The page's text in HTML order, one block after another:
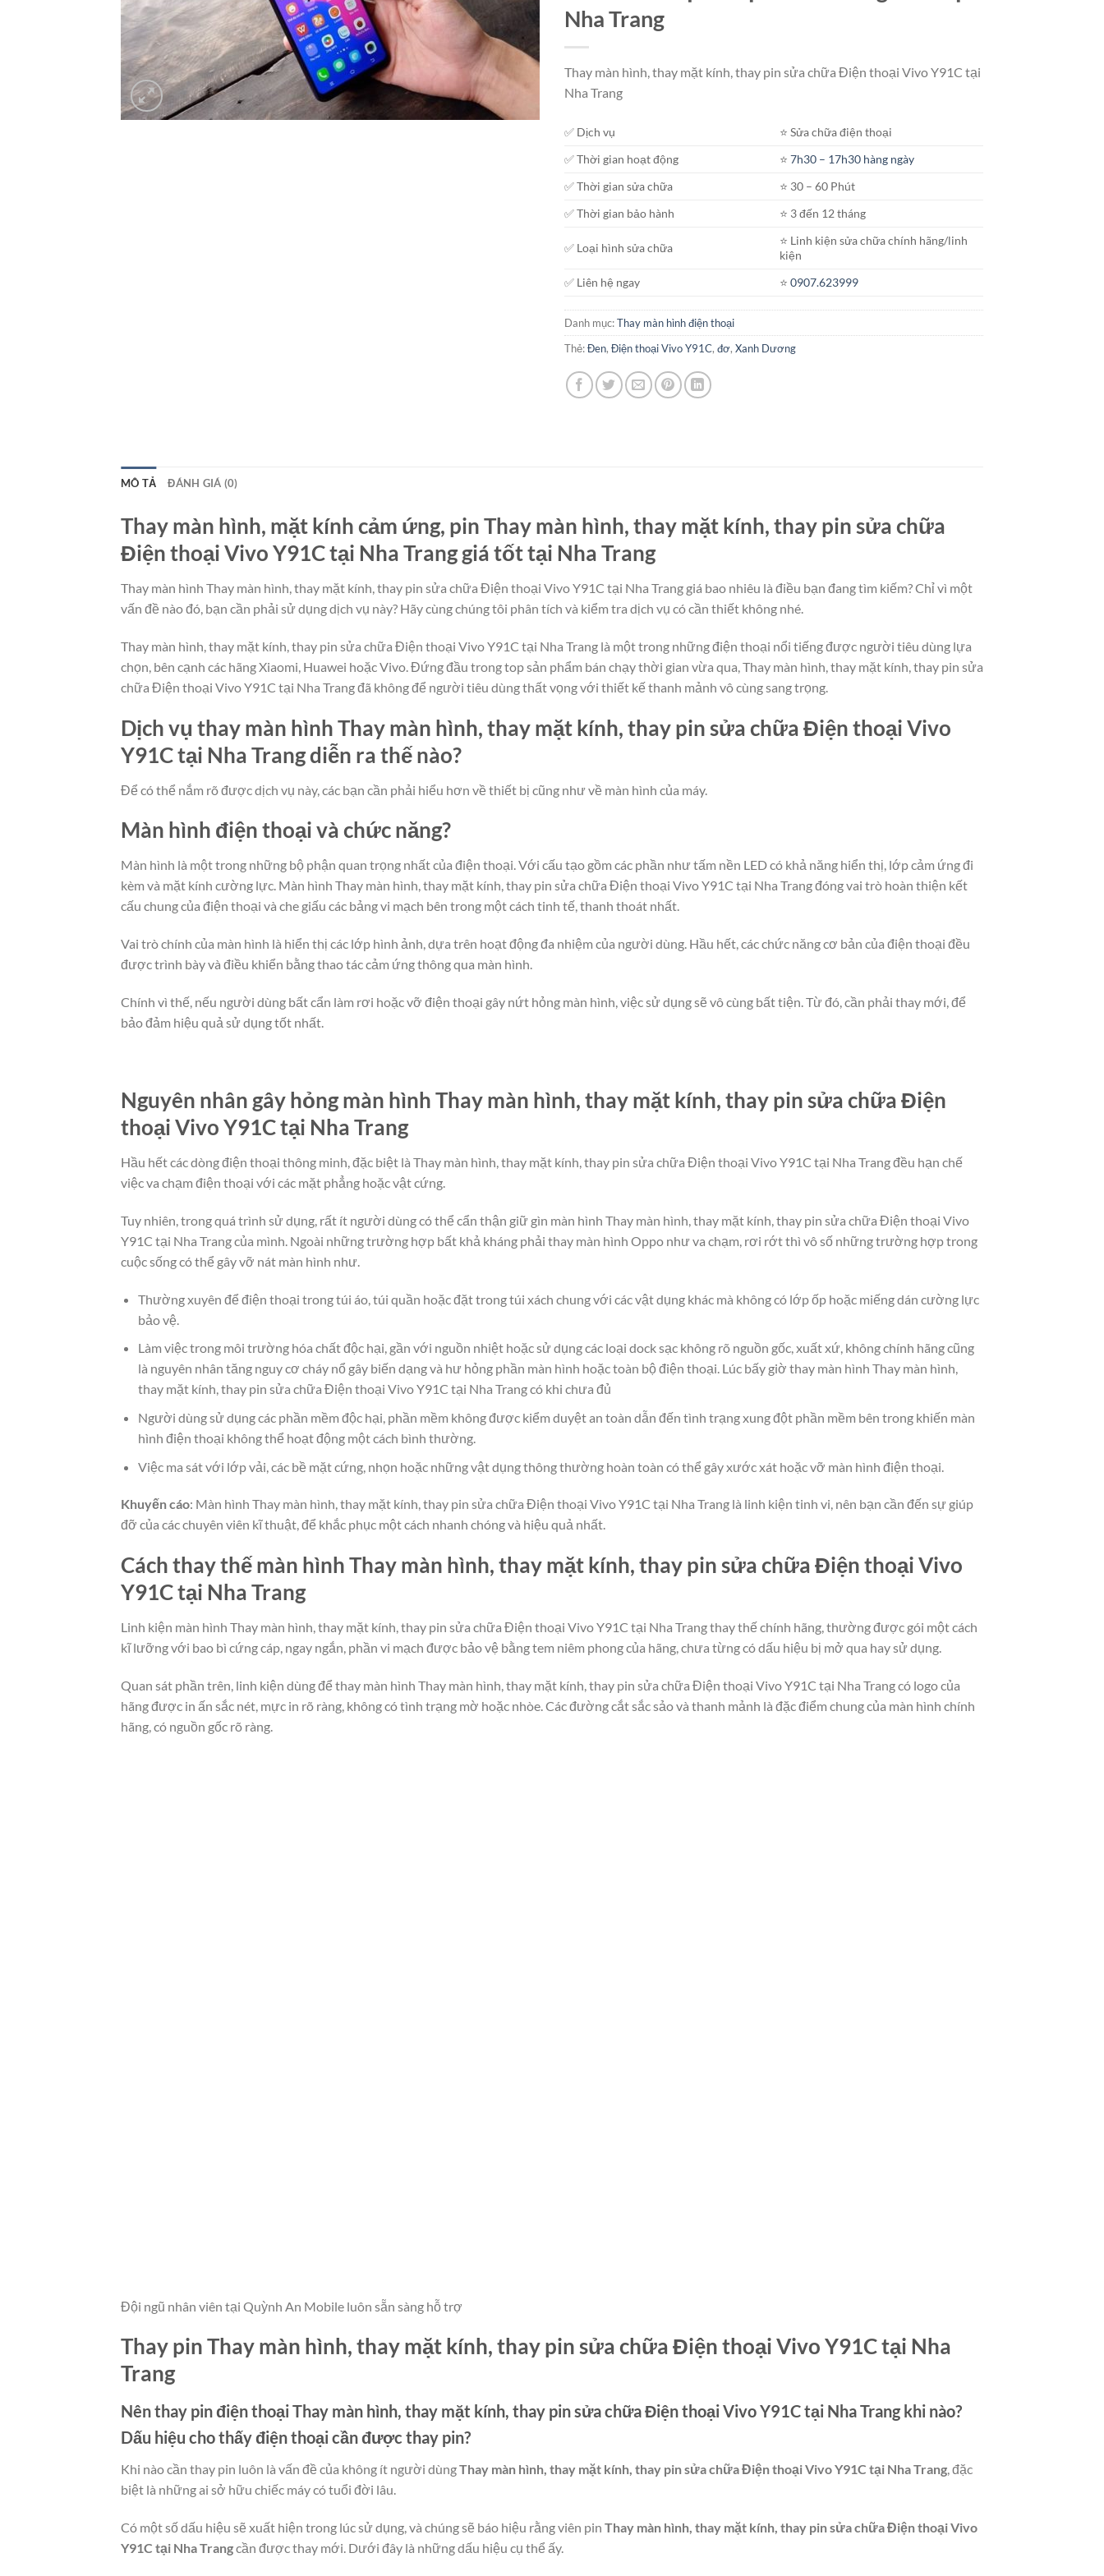
Nha Trang
Thay màn hình, thay mặt kính, thay pin sửa chữa Điện thoại Vivo Y91C tại
Nha Trang
✅ Dịch vụ
⭐️ Sửa chữa điện thoại
✅ Thời gian hoạt động
⭐️7h30 – 17h30 hàng ngày
✅ Thời gian sửa chữa
⭐️ 30 – 60 Phút
✅ Thời gian bảo hành
⭐️ 3 đến 12 tháng
✅ Loại hình sửa chữa
⭐️ Linh kiện sửa chữa chính hãng/linh
kiện
✅ Liên hệ ngay
⭐️0907.623999
Danh mục:Thay màn hình điện thoại
Thẻ:Đen, Điện thoại Vivo Y91C, đơ, Xanh Dương
MÔ TẢ ĐÁNH GIÁ (0)
Thay màn hình, mặt kính cảm ứng, pin Thay màn hình, thay mặt kính, thay pin sửa chữa
Điện thoại Vivo Y91C tại Nha Trang giá tốt tại Nha Trang
Thay màn hình Thay màn hình, thay mặt kính, thay pin sửa chữa Điện thoại Vivo Y91C tại Nha Trang giá bao nhiêu là điều bạn đang tìm kiếm? Chỉ vì một
vấn đề nào đó, bạn cần phải sử dụng dịch vụ này? Hãy cùng chúng tôi phân tích và kiểm tra dịch vụ có cần thiết không nhé.
Thay màn hình, thay mặt kính, thay pin sửa chữa Điện thoại Vivo Y91C tại Nha Trang là một trong những điện thoại nổi tiếng được người tiêu dùng lựa
chọn, bên cạnh các hãng Xiaomi, Huawei hoặc Vivo. Đứng đầu trong top sản phẩm bán chạy thời gian vừa qua, Thay màn hình, thay mặt kính, thay pin sửa
chữa Điện thoại Vivo Y91C tại Nha Trang đã không để người tiêu dùng thất vọng với thiết kế thanh mảnh vô cùng sang trọng.
Dịch vụ thay màn hình Thay màn hình, thay mặt kính, thay pin sửa chữa Điện thoại Vivo
Y91C tại Nha Trang diễn ra thế nào?
Để có thể nắm rõ được dịch vụ này, các bạn cần phải hiểu hơn về thiết bị cũng như về màn hình của máy.
Màn hình điện thoại và chức năng?
Màn hình là một trong những bộ phận quan trọng nhất của điện thoại. Với cấu tạo gồm các phần như tấm nền LED có khả năng hiển thị, lớp cảm ứng đi
kèm và mặt kính cường lực. Màn hình Thay màn hình, thay mặt kính, thay pin sửa chữa Điện thoại Vivo Y91C tại Nha Trang đóng vai trò hoàn thiện kết
cấu chung của điện thoại và che giấu các bảng vi mạch bên trong một cách tinh tế, thanh thoát nhất.
Vai trò chính của màn hình là hiển thị các lớp hình ảnh, dựa trên hoạt động đa nhiệm của người dùng. Hầu hết, các chức năng cơ bản của điện thoại đều
được trình bày và điều khiển bằng thao tác cảm ứng thông qua màn hình.
Chính vì thế, nếu người dùng bất cẩn làm rơi hoặc vỡ điện thoại gây nứt hỏng màn hình, việc sử dụng sẽ vô cùng bất tiện. Từ đó, cần phải thay mới, để
bảo đảm hiệu quả sử dụng tốt nhất.
Nguyên nhân gây hỏng màn hình Thay màn hình, thay mặt kính, thay pin sửa chữa Điện
thoại Vivo Y91C tại Nha Trang
Hầu hết các dòng điện thoại thông minh, đặc biệt là Thay màn hình, thay mặt kính, thay pin sửa chữa Điện thoại Vivo Y91C tại Nha Trang đều hạn chế
việc va chạm điện thoại với các mặt phẳng hoặc vật cứng.
Tuy nhiên, trong quá trình sử dụng, rất ít người dùng có thể cẩn thận giữ gìn màn hình Thay màn hình, thay mặt kính, thay pin sửa chữa Điện thoại Vivo
Y91C tại Nha Trang của mình. Ngoài những trường hợp bất khả kháng phải thay màn hình Oppo như va chạm, rơi rớt thì vô số những trường hợp trong
cuộc sống có thể gây vỡ nát màn hình như.
Thường xuyên để điện thoại trong túi áo, túi quần hoặc đặt trong túi xách chung với các vật dụng khác mà không có lớp ốp hoặc miếng dán cường lực
bảo vệ.
Làm việc trong môi trường hóa chất độc hại, gần với nguồn nhiệt hoặc sử dụng các loại dock sạc không rõ nguồn gốc, xuất xứ, không chính hãng cũng
là nguyên nhân tăng nguy cơ cháy nổ gây biến dạng và hư hỏng phần màn hình hoặc toàn bộ điện thoại. Lúc bấy giờ thay màn hình Thay màn hình,
thay mặt kính, thay pin sửa chữa Điện thoại Vivo Y91C tại Nha Trang có khi chưa đủ
Người dùng sử dụng các phần mềm độc hại, phần mềm không được kiểm duyệt an toàn dẫn đến tình trạng xung đột phần mềm bên trong khiến màn
hình điện thoại không thể hoạt động một cách bình thường.
Việc ma sát với lớp vải, các bề mặt cứng, nhọn hoặc những vật dụng thông thường hoàn toàn có thể gây xước xát hoặc vỡ màn hình điện thoại.
Khuyến cáo: Màn hình Thay màn hình, thay mặt kính, thay pin sửa chữa Điện thoại Vivo Y91C tại Nha Trang là linh kiện tinh vi, nên bạn cần đến sự giúp
đỡ của các chuyên viên kĩ thuật, để khắc phục một cách nhanh chóng và hiệu quả nhất.
Cách thay thế màn hình Thay màn hình, thay mặt kính, thay pin sửa chữa Điện thoại Vivo
Y91C tại Nha Trang
Linh kiện màn hình Thay màn hình, thay mặt kính, thay pin sửa chữa Điện thoại Vivo Y91C tại Nha Trang thay thế chính hãng, thường được gói một cách
kĩ lưỡng với bao bì cứng cáp, ngay ngắn, phần vi mạch được bảo vệ bằng tem niêm phong của hãng, chưa từng có dấu hiệu bị mở qua hay sử dụng.
Quan sát phần trên, linh kiện dùng để thay màn hình Thay màn hình, thay mặt kính, thay pin sửa chữa Điện thoại Vivo Y91C tại Nha Trang có logo của
hãng được in ấn sắc nét, mực in rõ ràng, không có tình trạng mờ hoặc nhòe. Các đường cắt sắc sảo và thanh mảnh là đặc điểm chung của màn hình chính
hãng, có nguồn gốc rõ ràng.
Đội ngũ nhân viên tại Quỳnh An Mobile luôn sẵn sàng hỗ trợ
Thay pin Thay màn hình, thay mặt kính, thay pin sửa chữa Điện thoại Vivo Y91C tại Nha
Trang
Nên thay pin điện thoạiThay màn hình, thay mặt kính, thay pin sửa chữa Điện thoại Vivo Y91C tại Nha Trang khi nào?
Dấu hiệu cho thấy điện thoại cần được thay pin?
Khi nào cần thay pin luôn là vấn đề của không ít người dùngThay màn hình, thay mặt kính, thay pin sửa chữa Điện thoại Vivo Y91C tại Nha Trang, đặc
biệt là những ai sở hữu chiếc máy có tuổi đời lâu.
Có một số dấu hiệu sẽ xuất hiện trong lúc sử dụng, và chúng sẽ báo hiệu rằng viên pin Thay màn hình, thay mặt kính, thay pin sửa chữa Điện thoại Vivo
Y91C tại Nha Trangcần được thay mới. Dưới đây là những dấu hiệu cụ thể ấy.